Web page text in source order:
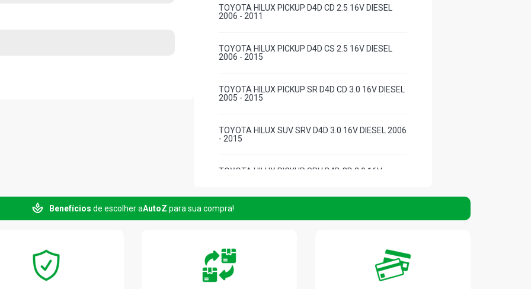
TOYOTA HILUX PICKUP D4D CD 2.5 16V DIESEL
2006 - 2011
TOYOTA HILUX PICKUP D4D CS 2.5 16V DIESEL
2006 - 2015
TOYOTA HILUX PICKUP SR D4D CD 3.0 16V DIESEL
2005 - 2015
TOYOTA HILUX SUV SRV D4D 3.0 16V DIESEL 2006
- 2015
TOYOTA HILUX PICKUP SRV D4D CD 3.0 16V
TOYOTA HILUX PICKUP STD 2.5 16V DIESEL 2006 -
2011
TOYOTA HILUX SUV SW4 3.0 16V DIESEL 2005 -
2015
Benefícios de escolher aAutoZ para sua compra!